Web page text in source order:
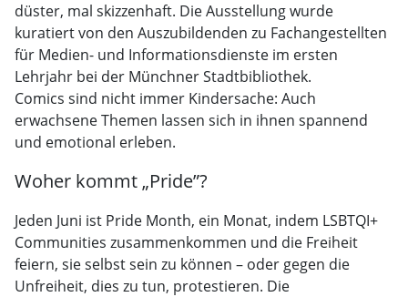
düster, mal skizzenhaft. Die Ausstellung wurde
kuratiert von den Auszubildenden zu Fachangestellten
für Medien- und Informationsdienste im ersten
Lehrjahr bei der Münchner Stadtbibliothek.
Comics sind nicht immer Kindersache: Auch
erwachsene Themen lassen sich in ihnen spannend
und emotional erleben.
Woher kommt „Pride”?
Jeden Juni ist Pride Month, ein Monat, indem LSBTQI+
Communities zusammenkommen und die Freiheit
feiern, sie selbst sein zu können – oder gegen die
Unfreiheit, dies zu tun, protestieren. Die